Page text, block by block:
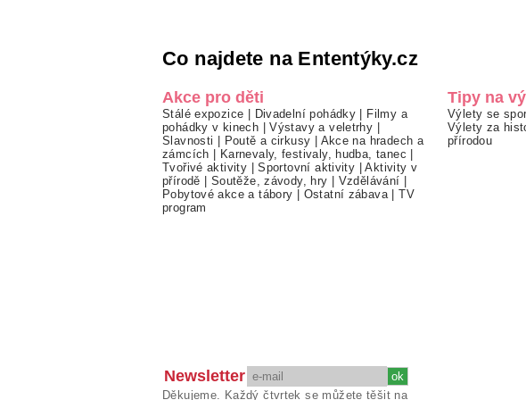
Co najdete na Ententýky.cz
Akce pro děti
Stálé expozice | Divadelní pohádky | Filmy a
pohádky v kinech |Výstavy a veletrhy |
Slavnosti | Poutě a cirkusy | Akce na hradech a
zámcích | Karnevaly, festivaly, hudba, tanec |
Tvořivé aktivity |Sportovní aktivity |Aktivity v
přírodě | Soutěže, závody, hry | Vzdělávání |
Pobytové akce a tábory | Ostatní zábava |TV
program
Tipy na
Výlety se
Výlety za
přírodou
Newsletter
Děkujeme. Každý čtvrtek se můžete těšit na